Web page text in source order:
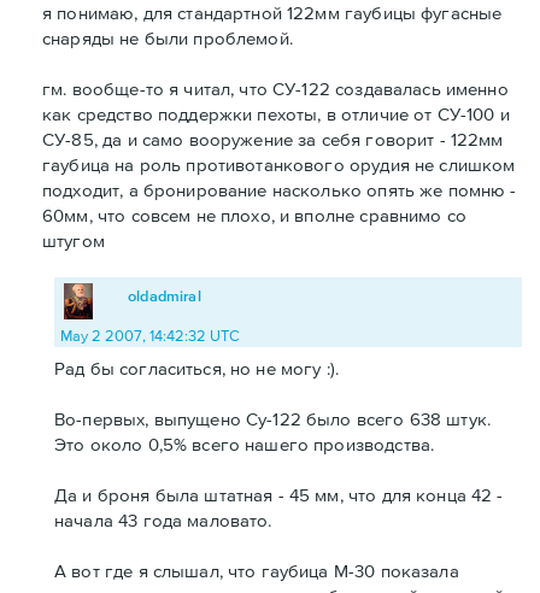
я понимаю, для стандартной 122мм гаубицы фугасные
снаряды не были проблемой.
гм. вообще-то я читал, что СУ-122 создавалась именно
как средство поддержки пехоты, в отличие от СУ-100 и
СУ-85, да и само вооружение за себя говорит - 122мм
гаубица на роль противотанкового орудия не слишком
подходит, а бронирование насколько опять же помню -
60мм, что совсем не плохо, и вполне сравнимо со
штугом
oldadmiral
May 2 2007, 14:42:32 UTC
Рад бы согласиться, но не могу :).
Во-первых, выпущено Су-122 было всего 638 штук.
Это около 0,5% всего нашего производства.
Да и броня была штатная - 45 мм, что для конца 42 -
начала 43 года маловато.
А вот где я слышал, что гаубица М-30 показала